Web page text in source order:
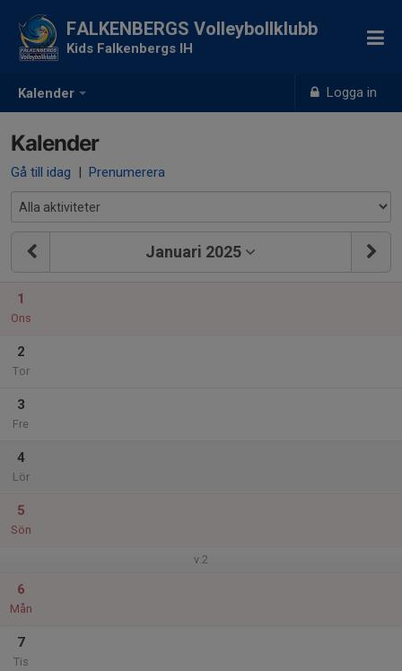
Kalender Logga in
FALKENBERGS Volleybollklubb
Kids Falkenbergs IH
Kalender
Gå till idag | Prenumerera
Januari 2025
1
Ons
2
Tor
3
Fre
4
Lör
5
Sön
v.2
6
Mån
7
Tis